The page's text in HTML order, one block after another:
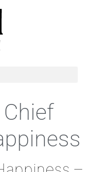
Chief